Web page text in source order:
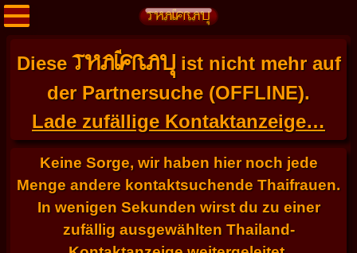
DieseTHAIFRAUist nicht mehr auf
der Partnersuche (OFFLINE).
Lade zufällige Kontaktanzeige…
Keine Sorge, wir haben hier noch jede
Menge andere kontaktsuchende Thaifrauen.
In wenigen Sekunden wirst du zu einer
zufällig ausgewählten Thailand-